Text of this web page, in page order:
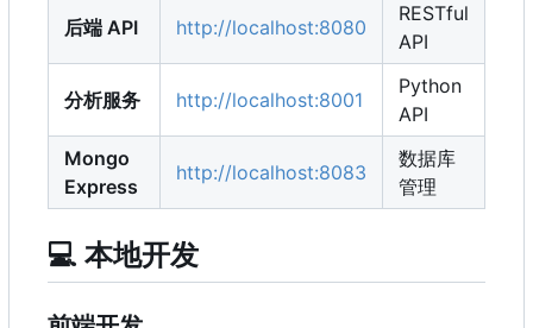
后端 API http://localhost:8080
RESTful
API
分析服务 http://localhost:8001
Python
API
Mongo
Express
http://localhost:8083
数据库
管理
💻 本地开发